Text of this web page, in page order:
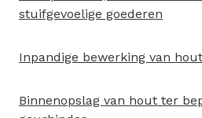
stuifgevoelige goederen
Inpandige bewerking van hout
Binnenopslag van hout ter